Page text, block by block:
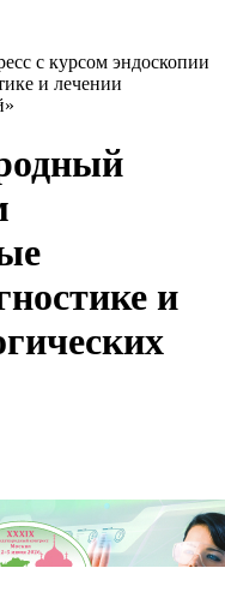
с курсом эндоскопии
и лечении
и